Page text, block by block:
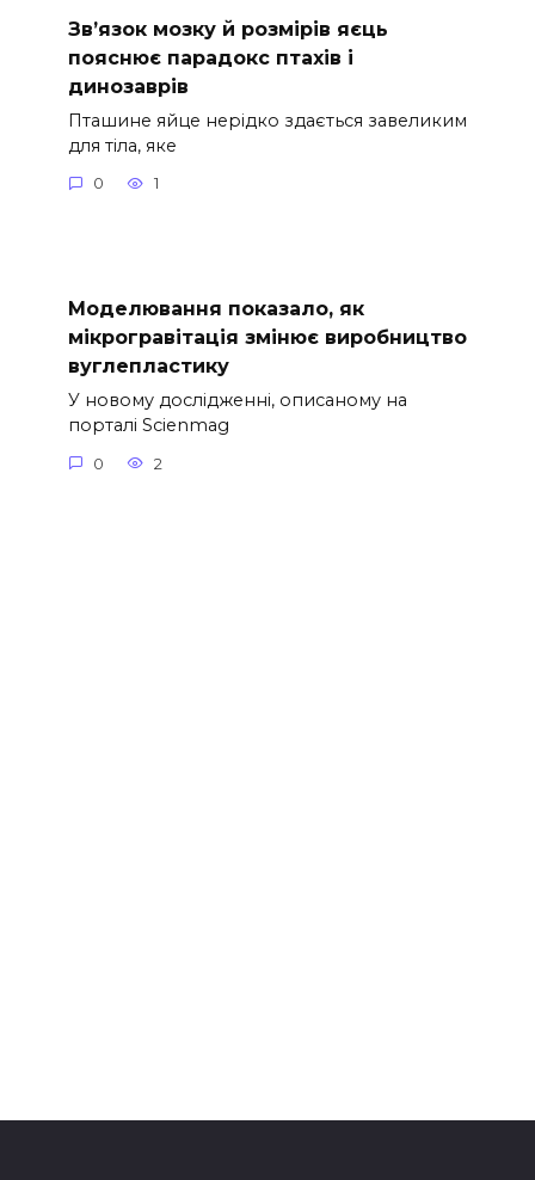
Зв’язок мозку й розмірів яєць
пояснює парадокс птахів і
динозаврів
Пташине яйце нерідко здається завеликим
для тіла, яке
0 1
Моделювання показало, як
мікрогравітація змінює виробництво
вуглепластику
У новому дослідженні, описаному на
порталі Scienmag
0 2